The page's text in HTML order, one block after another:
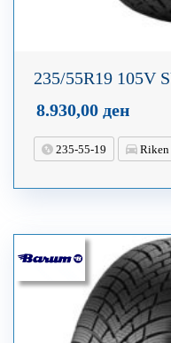
235/55R19 105V
8.930,00 ден
235-55-19 Riken